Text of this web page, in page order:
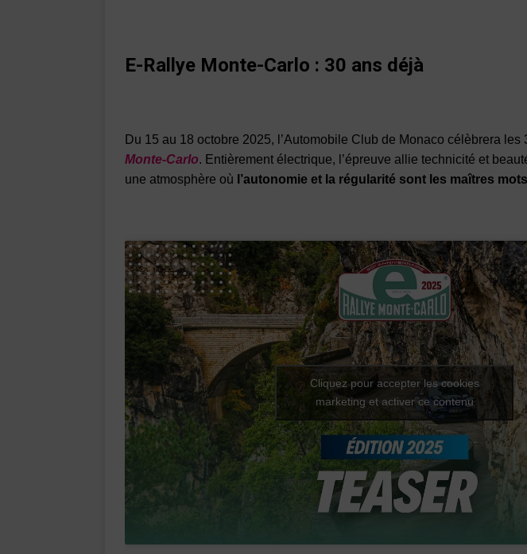
E-Rallye Monte-Carlo : 30 ans déjà
Du 15 au 18 octobre 2025, l’Automobile Club de Monaco célèbrera les
Monte-Carlo. Entièrement électrique, l’épreuve allie technicité et
une atmosphère où l’autonomie et la régularité sont les maîtres mots
Cliquez pour accepter les cookies
marketing et activer ce contenu